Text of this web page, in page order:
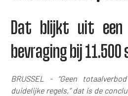
Dat blijkt uit een
bevraging bij 11.500
BRUSSEL - “Geen
duidelijke regels,” dat is de